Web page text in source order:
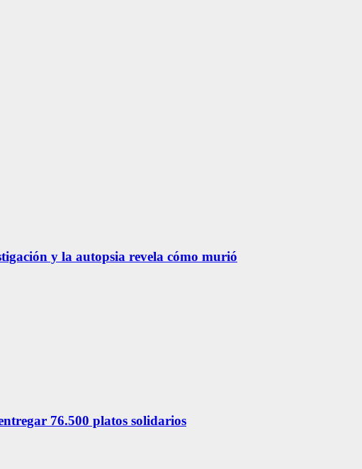
y la autopsia revela cómo murió
76.500 platos solidarios